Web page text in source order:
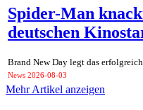
Spider-Man
deutschen
Brand New Day legt das
News 2026-08-03
Mehr Artikel anzeigen